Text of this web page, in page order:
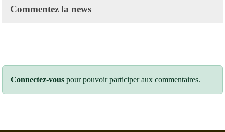
Commentez la news
Connectez-vous pour pouvoir participer aux commentaires.